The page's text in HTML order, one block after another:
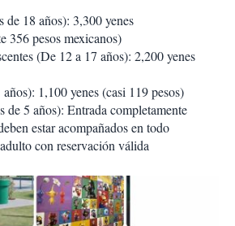
18 años): 3,300 yenes
356 pesos mexicanos)
(De 12 a 17 años): 2,200 yenes
1,100 yenes (casi 119 pesos)
de 5 años): Entrada completamente
estar acompañados en todo
con reservación válida